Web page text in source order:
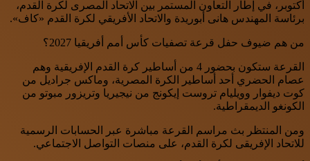
أكتوبر، في إطار التعاون المستمر بين الاتحاد المصرى لكرة القدم،
برئاسة المهندس هانى أبوريدة والاتحاد الأفريقي لكرة القدم «كاف».
من هم ضيوف حفل قرعة تصفيات كأس أمم أفريقيا 2027؟
القرعة ستكون بحضور 4 من أساطير كرة القدم الإفريقية وهم
عصام الحضري أحد أساطير الكرة المصرية، وماكس جراديل من
كوت ديفوار وويليام تروست إيكونج من نيجيريا وتريزور مبوتو من
الكونغو الديمقراطية.
ومن المنتظر بث مراسم القرعة مباشرة عبر الحسابات الرسمية
للاتحاد الإفريقى لكرة القدم، على منصات التواصل الاجتماعي.